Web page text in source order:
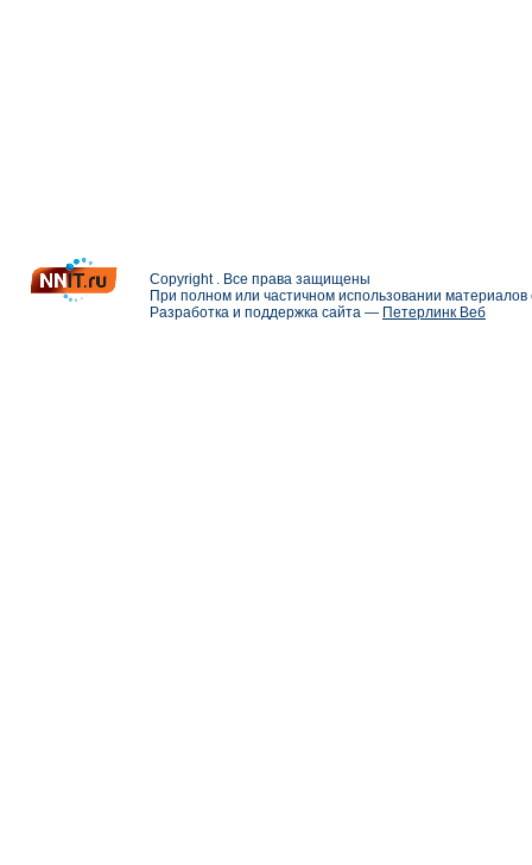
Copyright . Все права защищены
При полном или частичном использовании
Разработка и поддержка сайта — Петерлинк Веб